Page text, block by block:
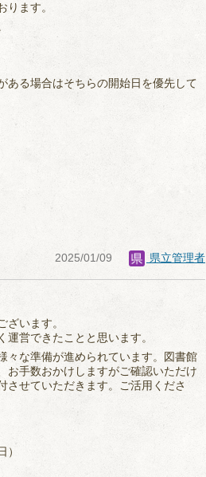
ります。
ある場合はそちらの開始日を優先して
2025/01/09 県立管理者
います。
営できたことと思います。
々な準備が進められています。図書館
お手数おかけしますがご確認いただけ
させていただきます。ご活用くださ